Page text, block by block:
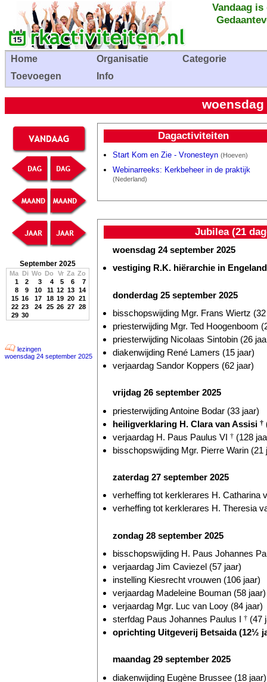
Vandaag
Home Organisatie
Categorie
Toevoegen
Info
woensdag
September 2025
Ma Di Wo Do Vr Za Zo
1
2 3 4 5 6
7
8
9 10 11 12 13 14
15 16 17 18 19 20 21
22 23 24 25 26 27 28
29 30
lezingen
woensdag 24 september 2025
Dagactiviteiten
Start Kom en Zie - Vronesteyn (Hoeven)
Webinarreeks: Kerkbeheer in de praktijk
(Nederland)
Jubilea (21
woensdag 24 september 2025
vestiging R.K. hiërarchie in
donderdag 25 september 2025
bisschopswijding Mgr. Frans Wiertz
priesterwijding Mgr. Ted Hoogenboom
priesterwijding Nicolaas Sintobin (26
diakenwijding René Lamers (15 jaar)
verjaardag Sandor Koppers (62 jaar)
vrijdag 26 september 2025
priesterwijding Antoine Bodar (33 jaar)
heiligverklaring H. Clara van Assisi †
verjaardag H. Paus Paulus VI † (128
bisschopswijding Mgr. Pierre Warin (21
zaterdag 27 september 2025
verheffing tot kerklerares H. Catharina
verheffing tot kerklerares H. Theresia
zondag 28 september 2025
bisschopswijding H. Paus Johannes
verjaardag Jim Caviezel (57 jaar)
instelling Kiesrecht vrouwen (106 jaar)
verjaardag Madeleine Bouman (58 jaar)
verjaardag Mgr. Luc van Looy (84 jaar)
sterfdag Paus Johannes Paulus I † (47
oprichting Uitgeverij Betsaida (12½
maandag 29 september 2025
diakenwijding Eugène Brussee (18 jaar)